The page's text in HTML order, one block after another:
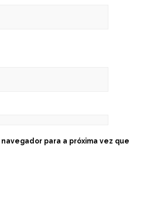
para a próxima vez que